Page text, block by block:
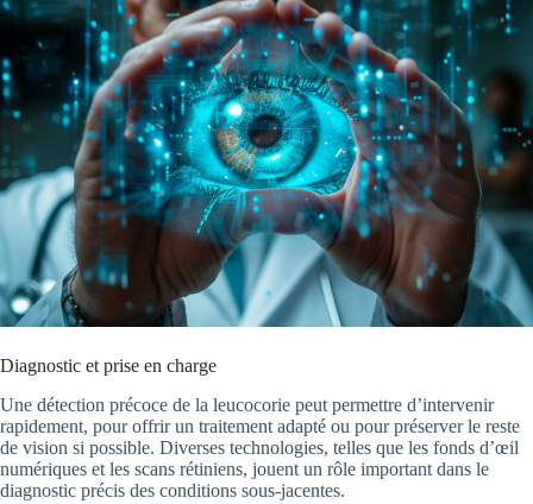
Diagnostic et prise en charge
Une détection précoce de la leucocorie peut permettre d’intervenir
rapidement, pour offrir un traitement adapté ou pour préserver le reste
de vision si possible. Diverses technologies, telles que les fonds d’œil
numériques et les scans rétiniens, jouent un rôle important dans le
diagnostic précis des conditions sous-jacentes.